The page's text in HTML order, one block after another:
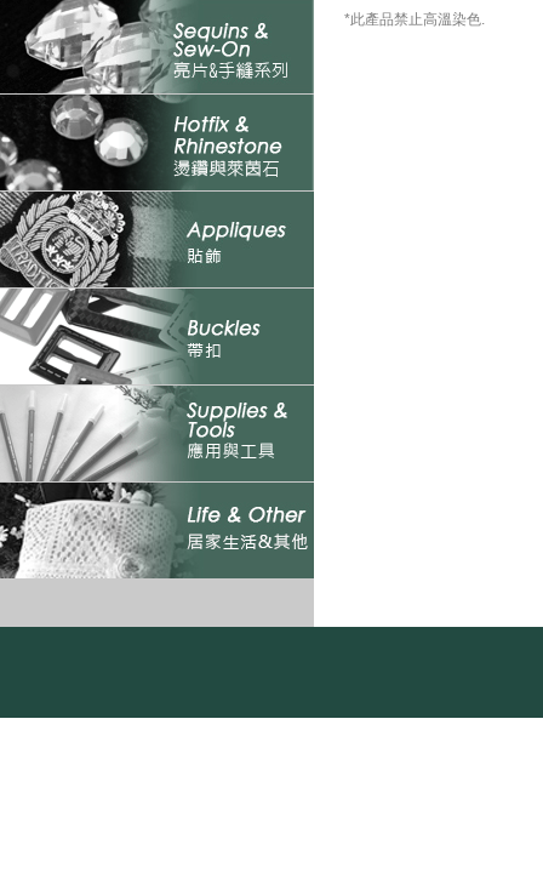
*此產品禁止高溫染色.